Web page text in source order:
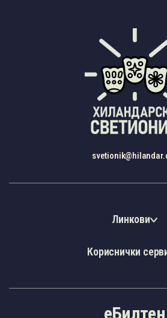
Линкови
Кориснички
еБилтен